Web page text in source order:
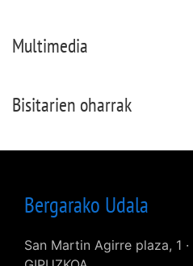
Multimedia
Bisitarien oharrak
Bergarako Udala
San Martin Agirre plaza, 1 ·